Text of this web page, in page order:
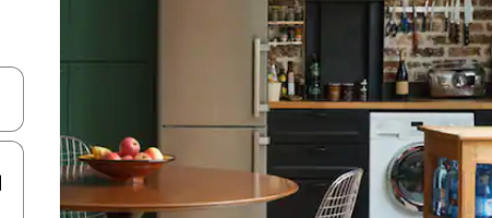
keuze met je de pijltjestoetsen omhoog en omlaag, óf door te